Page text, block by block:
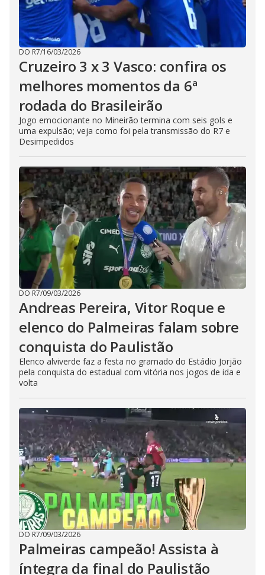
DO R7/16/03/2026
Cruzeiro 3 x 3 Vasco: confira os
melhores momentos da 6ª
rodada do Brasileirão
Jogo emocionante no Mineirão termina com seis gols e
uma expulsão; veja como foi pela transmissão do R7 e
Desimpedidos
DO R7/09/03/2026
Andreas Pereira, Vitor Roque e
elenco do Palmeiras falam sobre
conquista do Paulistão
Elenco alviverde faz a festa no gramado do Estádio Jorjão
pela conquista do estadual com vitória nos jogos de ida e
volta
DO R7/09/03/2026
Palmeiras campeão! Assista à
íntegra da final do Paulistão